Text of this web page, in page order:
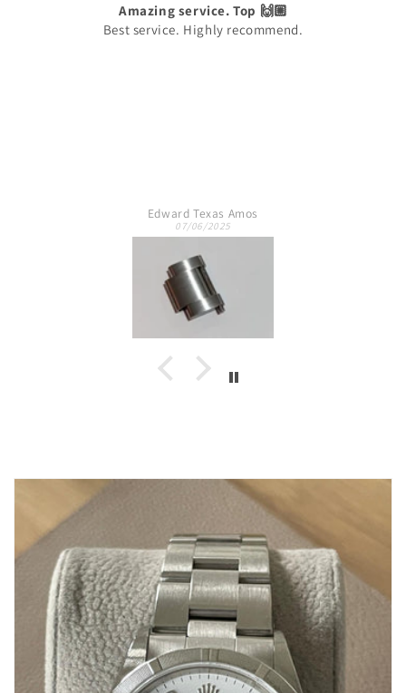
Amazing service. Top 🙌🏼
Best service. Highly recommend.
Edward Texas Amos
07/06/2025